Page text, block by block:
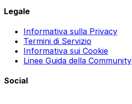
Legale
Informativa sulla Privacy
Termini di Servizio
Informativa sui Cookie
Linee Guida della Community
Social